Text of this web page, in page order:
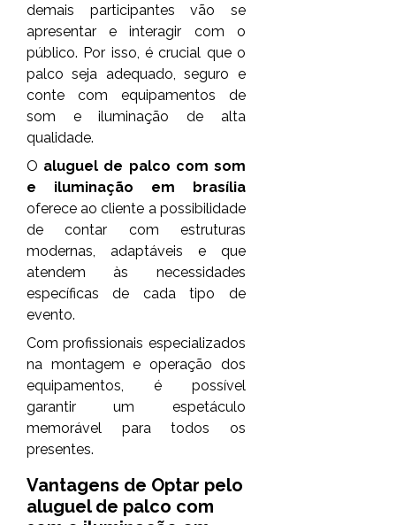
demais participantes vão se
apresentar e interagir com o
público. Por isso, é crucial que o
palco seja adequado, seguro e
conte com equipamentos de
som e iluminação de alta
qualidade.
O aluguel de palco com som
e iluminação em brasília
oferece ao cliente a possibilidade
de contar com estruturas
modernas, adaptáveis e que
atendem às necessidades
específicas de cada tipo de
evento.
Com profissionais especializados
na montagem e operação dos
equipamentos, é possível
garantir um espetáculo
memorável para todos os
presentes.
Vantagens de Optar pelo
aluguel de palco com